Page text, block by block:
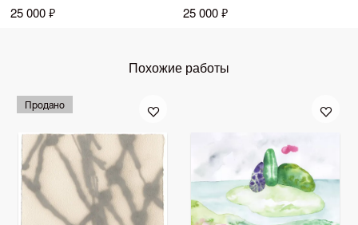
25 000 ₽ 25 000 ₽
Похожие работы
Продано